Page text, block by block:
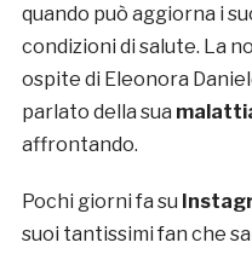
quando può aggiorna i
condizioni di salute. La
ospite di Eleonora
parlato della sua
affrontando.
Pochi giorni fa su
suoi tantissimi fan che